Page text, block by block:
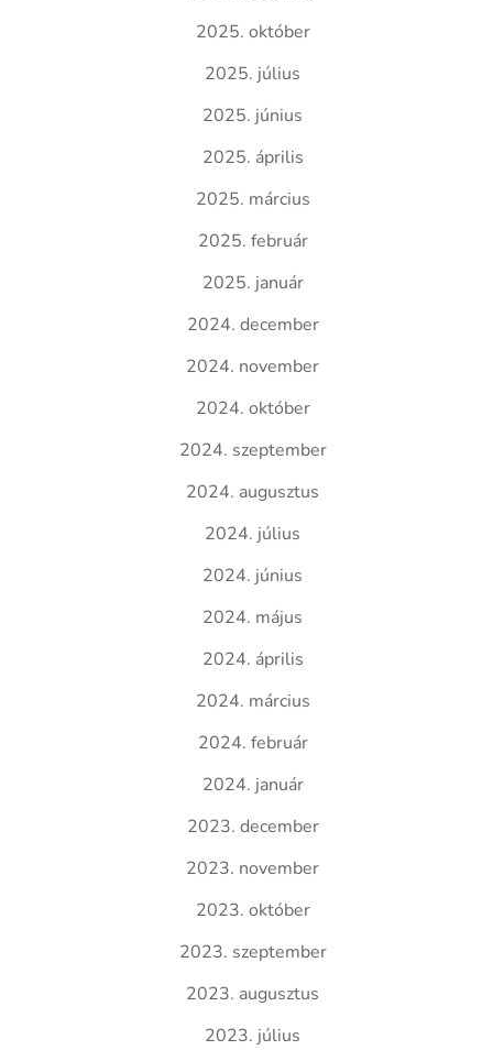
2025. október
2025. július
2025. június
2025. április
2025. március
2025. február
2025. január
2024. december
2024. november
2024. október
2024. szeptember
2024. augusztus
2024. július
2024. június
2024. május
2024. április
2024. március
2024. február
2024. január
2023. december
2023. november
2023. október
2023. szeptember
2023. augusztus
2023. július